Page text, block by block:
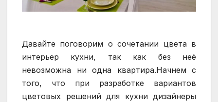
Давайте поговорим о сочетании цвета в
интерьер кухни, так как без неё
невозможна ни одна квартира.Начнем с
того, что при разработке вариантов
цветовых решений для кухни дизайнеры